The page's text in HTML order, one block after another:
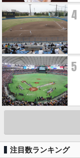
4
5
注目数ランキング